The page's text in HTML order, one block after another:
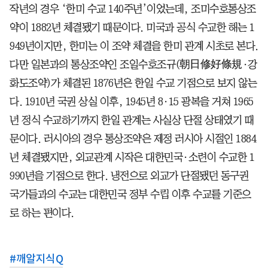
작년의 경우 ‘한미 수교 140주년’이었는데, 조미수호통상조
약이 1882년 체결됐기 때문이다. 미국과 공식 수교한 해는 1
949년이지만, 한미는 이 조약 체결을 한미 관계 시초로 본다.
다만 일본과의 통상조약인 조일수호조규(朝日修好條規·강
화도조약)가 체결된 1876년은 한일 수교 기점으로 보지 않는
다. 1910년 국권 상실 이후, 1945년 8·15 광복을 거쳐 1965
년 정식 수교하기까지 한일 관계는 사실상 단절 상태였기 때
문이다. 러시아의 경우 통상조약은 제정 러시아 시절인 1884
년 체결됐지만, 외교관계 시작은 대한민국·소련이 수교한 1
990년을 기점으로 한다. 냉전으로 외교가 단절됐던 동구권
국가들과의 수교는 대한민국 정부 수립 이후 수교를 기준으
로 하는 편이다.
#깨알지식Q